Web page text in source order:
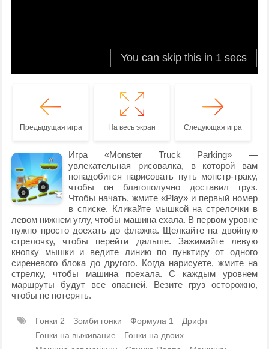
Предыдущая игра На весь экран Следующая игра
Игра «Monster Truck Parking» —
увлекательная рисовалка, в которой вам
понадобится нарисовать путь монстр-траку,
чтобы он благополучно доставил груз.
Чтобы начать, жмите «Play» и первый номер
в списке. Кликайте мышкой на стрелочки в
левом нижнем углу, чтобы машина ехала. В первом уровне
нужно просто доехать до флажка. Щелкайте на двойную
стрелочку, чтобы перейти дальше. Зажимайте левую
кнопку мышки и ведите линию по пунктиру от одного
сиреневого блока до другого. Когда нарисуете, жмите на
стрелку, чтобы машина поехала. С каждым уровнем
маршруты будут все опасней. Везите груз осторожно,
чтобы не потерять.
Гонки 2 Зомби гонки Формула 1
Дрифт
Гонки на выживание
Гонки на двоих